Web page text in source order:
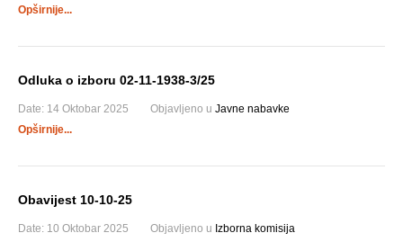
Opširnije...
Odluka o izboru 02-11-1938-3/25
Date: 14 Oktobar 2025 Objavljeno u Javne nabavke
Opširnije...
Obavijest 10-10-25
Date: 10 Oktobar 2025 Objavljeno u Izborna komisija